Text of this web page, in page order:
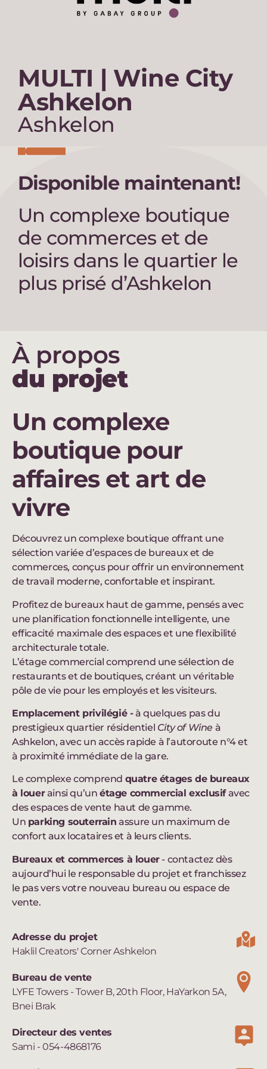
MULTI | Wine City
Ashkelon
Ashkelon
Disponible maintenant!
Un complexe boutique
de commerces et de
loisirs dans le quartier le
plus prisé d’Ashkelon
À propos
du projet
Un complexe
boutique pour
affaires et art de
vivre
Découvrez un complexe boutique offrant une
sélection variée d’espaces de bureaux et de
commerces, conçus pour offrir un environnement
de travail moderne, confortable et inspirant.
Profitez de bureaux haut de gamme, pensés avec
une planification fonctionnelle intelligente, une
efficacité maximale des espaces et une flexibilité
architecturale totale.
L’étage commercial comprend une sélection de
restaurants et de boutiques, créant un véritable
pôle de vie pour les employés et les visiteurs.
Emplacement privilégié -à quelques pas du
prestigieux quartier résidentiel City of Wine à
Ashkelon, avec un accès rapide à l’autoroute n°4 et
à proximité immédiate de la gare.
Le complexe comprend quatre étages de bureaux
à louerainsi qu’unétage commercial exclusifavec
des espaces de vente haut de gamme.
Un parking souterrain assure un maximum de
confort aux locataires et à leurs clients.
Bureaux et commerces à louer- contactez dès
aujourd’hui le responsable du projet et franchissez
le pas vers votre nouveau bureau ou espace de
vente.
Adresse du projet
Haklil Creators' Corner Ashkelon
Bureau de vente
LYFE Towers - Tower B, 20th Floor, HaYarkon 5A,
Bnei Brak
Directeur des ventes
Sami - 054-4868176